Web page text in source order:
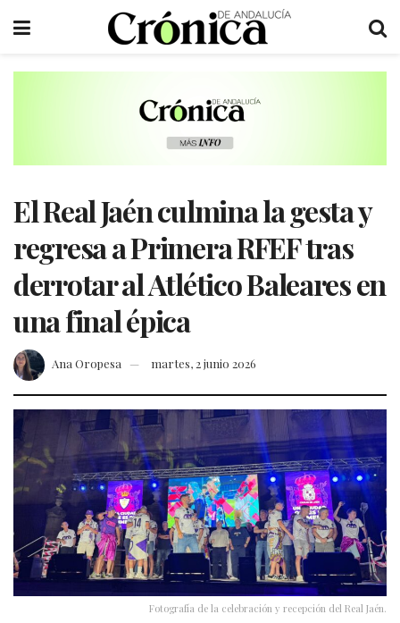
El Real Jaén culmina la gesta y
regresa a Primera RFEF tras
derrotar al Atlético Baleares en
una final épica
Ana Oropesa martes, 2 junio 2026
Fotografía de la celebración y recepción del Real Jaén.